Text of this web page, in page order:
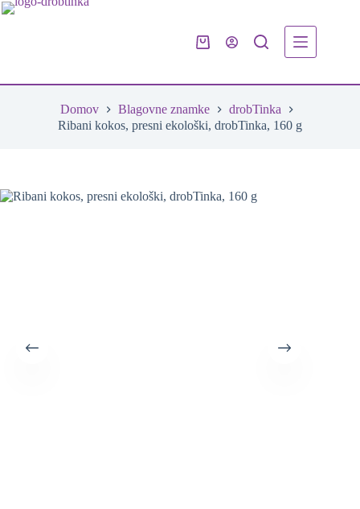
Skip
Shopping
Domov Blagovne znamke
drobTinka
Ribani kokos, presni ekološki, drobTinka, 160 g